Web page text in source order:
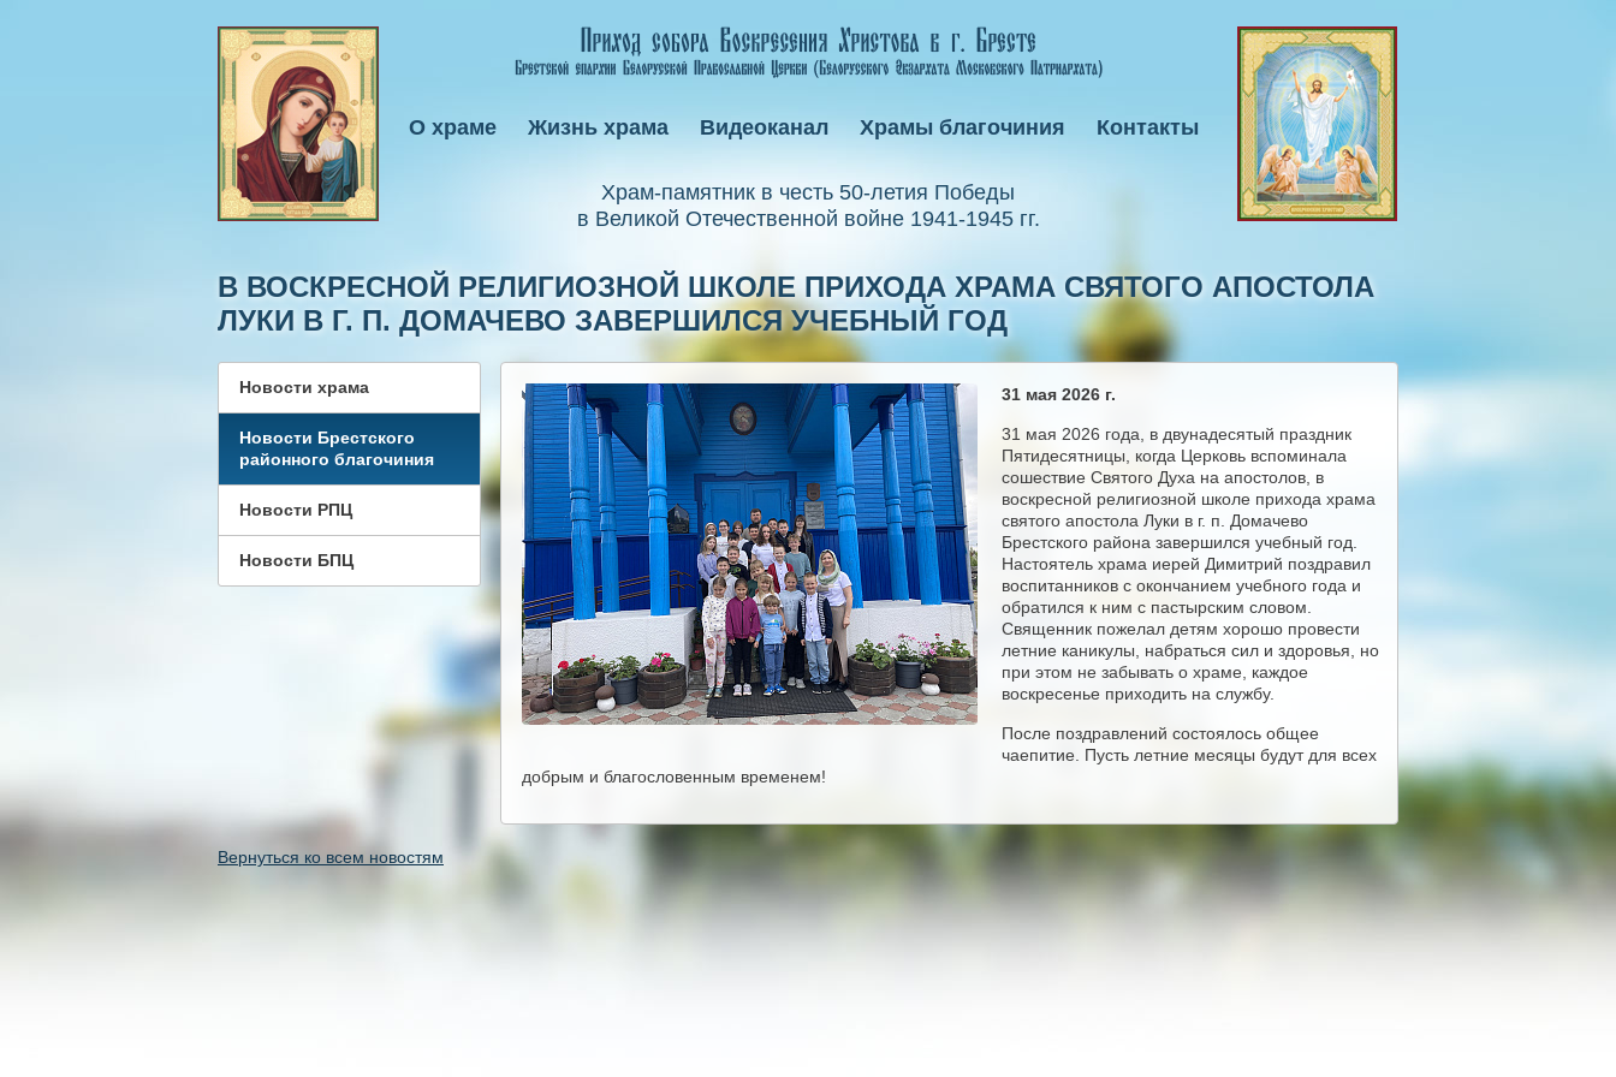
Xрам-памятник в честь 50-летия Победы
в Великой Отечественной войне 1941-1945 гг.
О храме Жизнь храма Видеоканал Храмы благочиния Контакты
В ВОСКРЕСНОЙ РЕЛИГИОЗНОЙ ШКОЛЕ ПРИХОДА ХРАМА СВЯТОГО АПОСТОЛА
ЛУКИ В Г. П. ДОМАЧЕВО ЗАВЕРШИЛСЯ УЧЕБНЫЙ ГОД
Новости храма
Новости Брестского
районного благочиния
Новости РПЦ
Новости БПЦ
31 мая 2026 г.
31 мая 2026 года, в двунадесятый праздник
Пятидесятницы, когда Церковь вспоминала
сошествие Святого Духа на апостолов, в
воскресной религиозной школе прихода храма
святого апостола Луки в г. п. Домачево
Брестского района завершился учебный год.
Настоятель храма иерей Димитрий поздравил
воспитанников с окончанием учебного года и
обратился к ним с пастырским словом.
Священник пожелал детям хорошо провести
летние каникулы, набраться сил и здоровья, но
при этом не забывать о храме, каждое
воскресенье приходить на службу.
После поздравлений состоялось общее
чаепитие. Пусть летние месяцы будут для всех
добрым и благословенным временем!
Вернуться ко всем новостям